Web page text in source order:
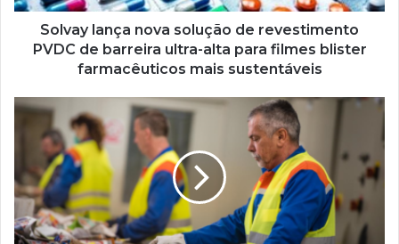
barreira
ultra-
blister
farmacêuticos
sustentáveis
Solvay lança nova solução de revestimento
PVDC de barreira ultra-alta para filmes blister
farmacêuticos mais sustentáveis
Braskem
pesquisas
sobre
reciclagem
química
de